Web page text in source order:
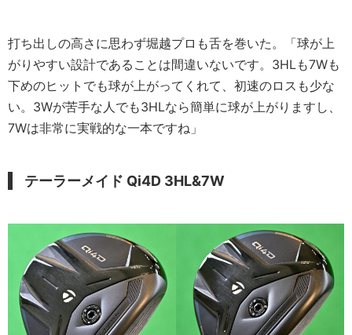
打ち出しの高さに思わず堀越プロも舌を巻いた。「球が上
がりやすい設計であることは間違いないです。3HLも7Wも
下めのヒットでも球が上がってくれて、初速のロスも少な
い。3Wが苦手な人でも3HLなら簡単に球が上がりますし、
7Wは非常に実戦的な一本ですね」
テーラーメイド Qi4D 3HL&7W